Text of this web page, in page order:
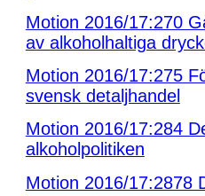
Motion 2016/17:270
av alkoholhaltiga
Motion 2016/17:275
svensk detaljhandel
Motion 2016/17:284
alkoholpolitiken
Motion 2016/17:2878